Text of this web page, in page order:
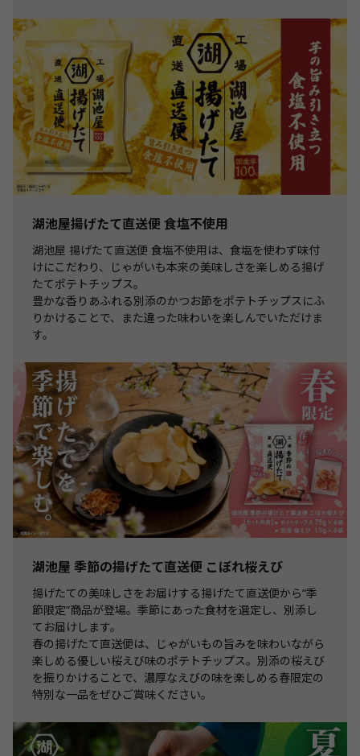
湖池屋揚げたて直送便 食塩不使用
湖池屋 揚げたて直送便 食塩不使用は、食塩を使わず味付
けにこだわり、じゃがいも本来の美味しさを楽しめる揚げ
たてポテトチップス。
豊かな香りあふれる別添のかつお節をポテトチップスにふ
りかけることで、また違った味わいを楽しんでいただけま
す。
湖池屋 季節の揚げたて直送便 こぼれ桜えび
揚げたての美味しさをお届けする揚げたて直送便から“季
節限定”商品が登場。季節にあった食材を選定し、別添し
てお届けします。
春の揚げたて直送便は、じゃがいもの旨みを味わいながら
楽しめる優しい桜えび味のポテトチップス。別添の桜えび
を振りかけることで、濃厚なえびの味を楽しめる春限定の
特別な一品をぜひご賞味ください。